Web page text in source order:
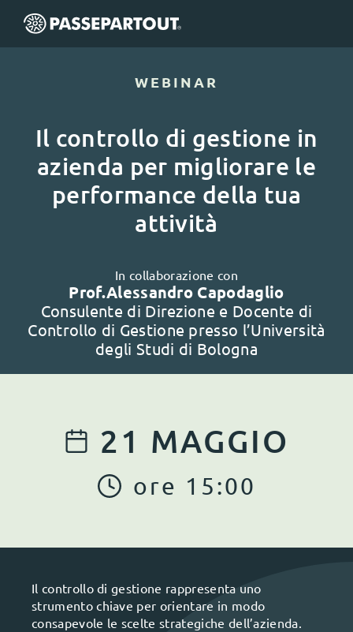
WEBINAR
Il controllo di gestione in
azienda per migliorare le
performance della tua
attività
In collaborazione con
Prof.Alessandro Capodaglio
Consulente di Direzione e Docente di
Controllo di Gestione presso l’Università
degli Studi di Bologna
21 MAGGIO
ore 15:00
Il controllo di gestione rappresenta uno
strumento chiave per orientare in modo
consapevole le scelte strategiche dell’azienda.